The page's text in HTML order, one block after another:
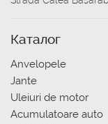
Каталог
Anvelopele
Jante
Uleiuri de motor
Acumulatoare auto